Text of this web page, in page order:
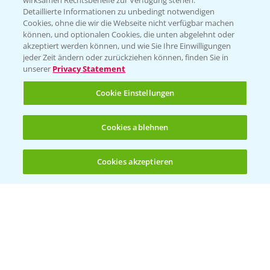
(noch 4)
Beratung auf WhatsApp
T.+49 (0)174 346 564 1
KONTAKT
Hilfe in Notfällen
+49 (0)214/30-20220
Detaillierte Informationen zu unbedingt notwendigen
Cookies, ohne die wir die Webseite nicht verfügbar machen
können, und optionalen Cookies, die unten abgelehnt oder
akzeptiert werden können, und wie Sie Ihre Einwilligungen
jeder Zeit ändern oder zurückziehen können, finden Sie in
unserer Privacy Statement
Cookie Einstellungen
Cookies ablehnen
Cookies akzeptieren